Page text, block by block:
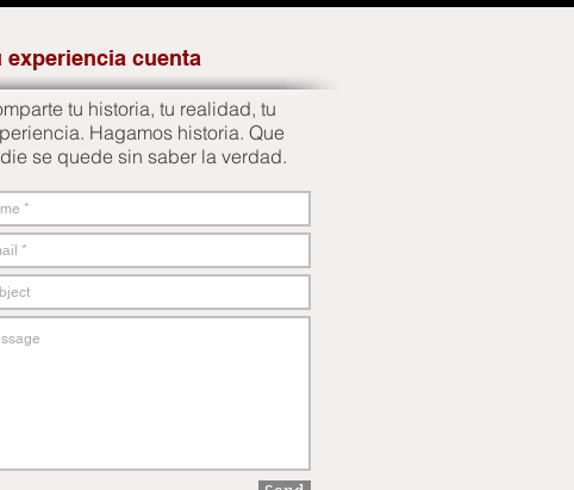
experiencia cuenta
tu historia, tu realidad, tu
Hagamos historia. Que
se quede sin saber la verdad.